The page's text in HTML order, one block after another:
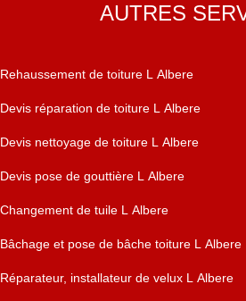
AUTRES
Rehaussement de toiture L Albere
Devis réparation de toiture L Albere
Devis nettoyage de toiture L Albere
Devis pose de gouttière L Albere
Changement de tuile L Albere
Bâchage et pose de bâche toiture L Albere
Réparateur, installateur de velux L Albere